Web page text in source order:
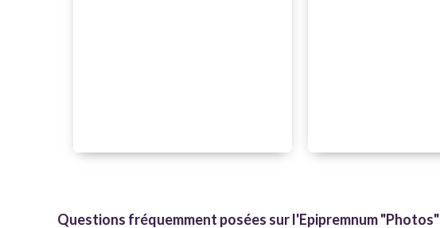
Questions fréquemment posées sur l'Epipremnum"Photos"